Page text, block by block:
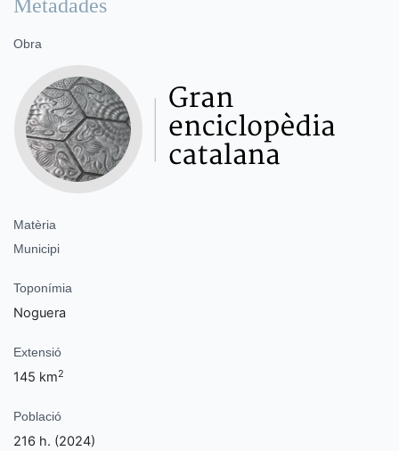
Metadades
Obra
Matèria
Municipi
Toponímia
Noguera
Extensió
145 km2
Població
216 h. (2024)